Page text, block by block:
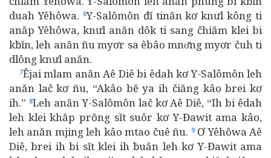
duah Yêhôwa. 6Y-Salômôn đĭ tinăn kơ knưl kông ti
anăp Yêhôwa, knưl anăn dôk ti sang čhiăm klei bi
kƀĭn, leh anăn ñu myơr sa êbâo mnơ̆ng myơr čuh ti
dlông knưl anăn.
7Êjai mlam anăn Aê Diê bi êdah kơ Y-Salômôn leh
anăn lač kơ ñu, “Akâo bĕ ya ih čiăng kâo brei kơ
ih.” 8Leh anăn Y-Salômôn lač kơ Aê Diê, “Ih bi êdah
leh klei khăp prŏng sĭt suôr kơ Y-Đawit ama kâo,
leh anăn mjing leh kâo mtao čuê ñu. 9Ơ Yêhôwa Aê
Diê, brei ih bi sĭt klei ih ƀuăn leh kơ Y-Đawit ama